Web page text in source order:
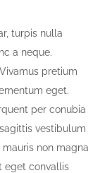
turpis nulla
a neque.
pretium
eget.
per conubia
vestibulum
non magna
eget convallis